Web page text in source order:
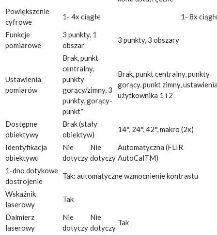
Powiększenie
cyfrowe
1- 4x ciągłe 1- 8x
Funkcje
pomiarowe
3 punkty, 1
obszar
3 punkty, 3 obszary
Ustawienia
pomiarów
Brak, punkt
centralny,
punkty
gorący/zimny, 3
punkty, gorący-
punkt*
Brak, punkt centralny, punkty
gorący, punkt zimny,
użytkownika 1 i 2
Dostępne
obiektywy
Brak (stały
obiektyw)
14°, 24°, 42°, makro (2x)
Identyfikacja
obiektywu
Nie
dotyczy
Nie
dotyczy
Automatyczna (FLIR
AutoCalTM)
1-dno dotykowe
dostrojenie
Tak: automatyczne wzmocnienie kontrastu
Wskaźnik
laserowy
Tak
Dalmierz
laserowy
Nie
dotyczy
Nie
dotyczy
Tak